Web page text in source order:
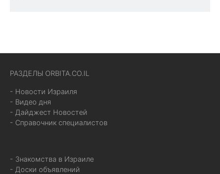
РАЗДЕЛЫ ORBITA.CO.IL
- Новости Израиля
- Видео дня
- Дайджест Новостей
- Справочник специалистов
- Знакомства в Израиле
- Доски объявлений